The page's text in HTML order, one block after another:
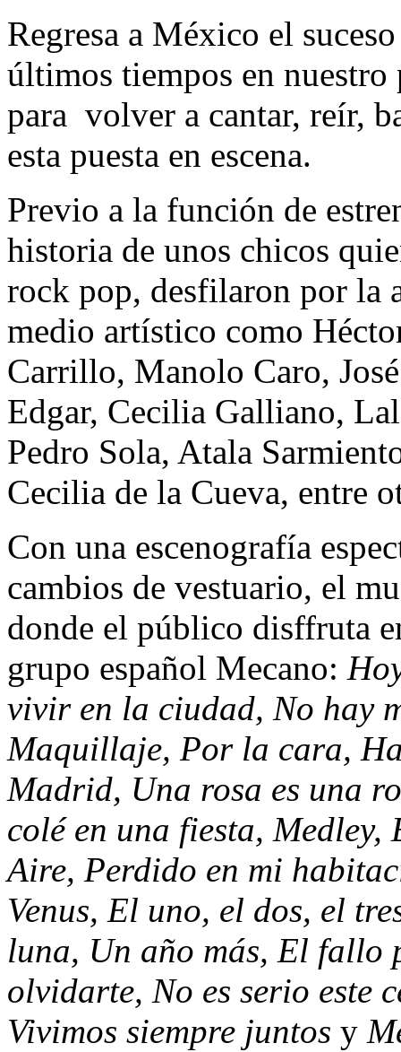
Regresa a México el
últimos tiempos en
para volver a cantar, reír,
esta puesta en escena.
Previo a la función de
historia de unos chicos
rock pop, desfilaron por la
medio artístico como
Carrillo, Manolo Caro,
Edgar, Cecilia Galliano,
Pedro Sola, Atala
Cecilia de la Cueva, entre
Con una escenografía
cambios de vestuario, el
donde el público disffruta
grupo español Mecano:
vivir en la ciudad, No hay
Maquillaje, Por la cara,
Madrid, Una rosa es una
colé en una fiesta,
Aire, Perdido en mi
Venus, El uno, el dos, el
luna, Un año más, El fallo
olvidarte, No es serio este
Vivimos siempre juntos y